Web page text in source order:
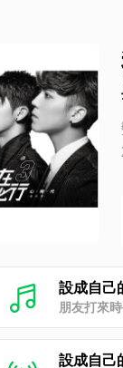
設成自己
朋友打來
設成自己